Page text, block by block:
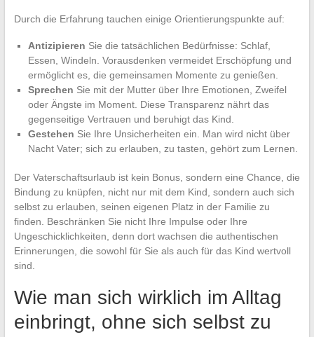
Durch die Erfahrung tauchen einige Orientierungspunkte auf:
Antizipieren Sie die tatsächlichen Bedürfnisse: Schlaf,
Essen, Windeln. Vorausdenken vermeidet Erschöpfung und
ermöglicht es, die gemeinsamen Momente zu genießen.
Sprechen Sie mit der Mutter über Ihre Emotionen, Zweifel
oder Ängste im Moment. Diese Transparenz nährt das
gegenseitige Vertrauen und beruhigt das Kind.
Gestehen Sie Ihre Unsicherheiten ein. Man wird nicht über
Nacht Vater; sich zu erlauben, zu tasten, gehört zum Lernen.
Der Vaterschaftsurlaub ist kein Bonus, sondern eine Chance, die
Bindung zu knüpfen, nicht nur mit dem Kind, sondern auch sich
selbst zu erlauben, seinen eigenen Platz in der Familie zu
finden. Beschränken Sie nicht Ihre Impulse oder Ihre
Ungeschicklichkeiten, denn dort wachsen die authentischen
Erinnerungen, die sowohl für Sie als auch für das Kind wertvoll
sind.
Wie man sich wirklich im Alltag
einbringt, ohne sich selbst zu